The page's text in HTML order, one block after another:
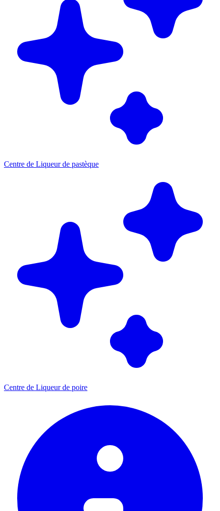
Centre de Liqueur de pastèque
Centre de Liqueur de poire